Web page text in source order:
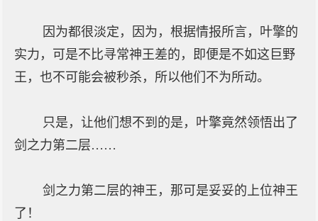
因为都很淡定，因为，根据情报所言，叶擎的
实力，可是不比寻常神王差的，即便是不如这巨野
王，也不可能会被秒杀，所以他们不为所动。
只是，让他们想不到的是，叶擎竟然领悟出了
剑之力第二层……
剑之力第二层的神王，那可是妥妥的上位神王
了！